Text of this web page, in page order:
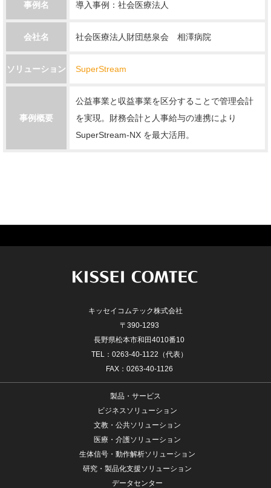
事例名 導入事例：社会医療法人
会社名 社会医療法人財団慈泉会 相澤病院
ソリューション SuperStream
事例概要
公益事業と収益事業を区分することで管理会計
を実現。財務会計と人事給与の連携により
SuperStream-NX を最大活用。
キッセイコムテック株式会社
〒390-1293
長野県松本市和田4010番10
TEL：0263-40-1122（代表）
FAX：0263-40-1126
製品・サービス
ビジネスソリューション
文教・公共ソリューション
医療・介護ソリューション
生体信号・動作解析ソリューション
研究・製品化支援ソリューション
データセンター